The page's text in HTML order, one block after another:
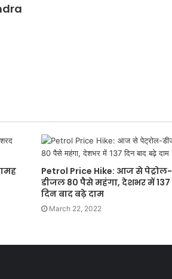
Petrol Price Hike: आज से पेट्रोल-
डीजल 80 पैसे महंगा, देशभर में 137
दिन बाद बढ़े दाम
March 22, 2022